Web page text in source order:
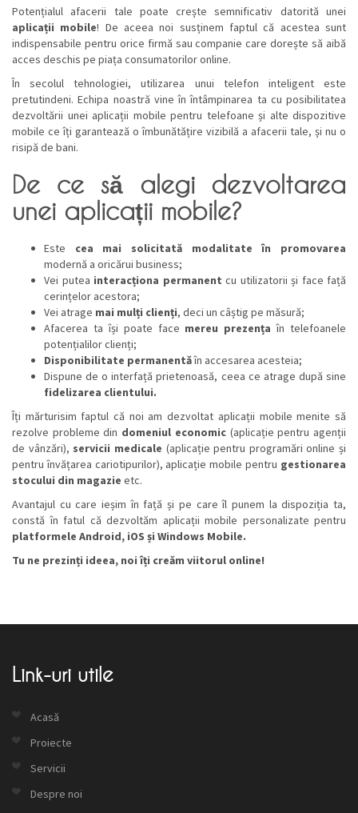
Potențialul afacerii tale poate crește semnificativ datorită unei
aplicații mobile! De aceea noi susținem faptul că acestea sunt
indispensabile pentru orice firmă sau companie care dorește să aibă
acces deschis pe piața consumatorilor online.
În secolul tehnologiei, utilizarea unui telefon inteligent este
pretutindeni. Echipa noastră vine în întâmpinarea ta cu posibilitatea
dezvoltării unei aplicații mobile pentru telefoane și alte dispozitive
mobile ce îți garantează o îmbunătățire vizibilă a afacerii tale, și nu o
risipă de bani.
De ce să alegi dezvoltarea
unei aplicații mobile?
Este cea mai solicitată modalitate în promovarea
modernă a oricărui business;
Vei putea interacționa permanent cu utilizatorii și face față
cerințelor acestora;
Vei atrage mai mulți clienți, deci un câștig pe măsură;
Afacerea ta își poate face mereu prezența în telefoanele
potențialilor clienți;
Disponibilitate permanentăîn accesarea acesteia;
Dispune de o interfață prietenoasă, ceea ce atrage după sine
fidelizarea clientului.
Îți mărturisim faptul că noi am dezvoltat aplicații mobile menite să
rezolve probleme din domeniul economic(aplicație pentru agenții
de vânzări), servicii medicale (aplicație pentru programări online și
pentru învățarea cariotipurilor), aplicație mobile pentru gestionarea
stocului din magazie etc.
Avantajul cu care ieșim în față și pe care îl punem la dispoziția ta,
constă în fatul că dezvoltăm aplicații mobile personalizate pentru
platformele Android, iOS și Windows Mobile.
Tu ne prezinți ideea, noi îți creăm viitorul online!
Link-uri utile
Acasă
Proiecte
Servicii
Despre noi